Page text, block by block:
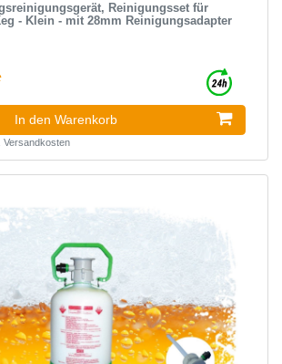
Reinigungsset für
- Klein - mit 28mm Reinigungsadapter
In den Warenkorb
Versandkosten